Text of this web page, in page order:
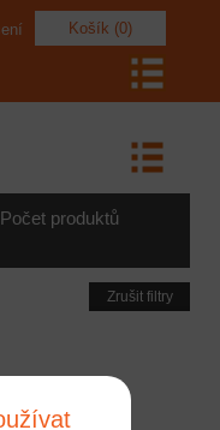
Košík (0)
Počet produktů
Zrušit filtry